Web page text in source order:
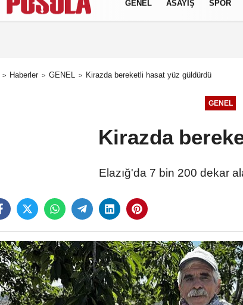
Künye İletişim Gizlilik Politikası
GENEL ASAYİŞ SPOR
Haberler GENEL Kirazda bereketli hasat yüz güldürdü
GENEL
Kirazda
Elazığ'da 7 bin 200 dekar